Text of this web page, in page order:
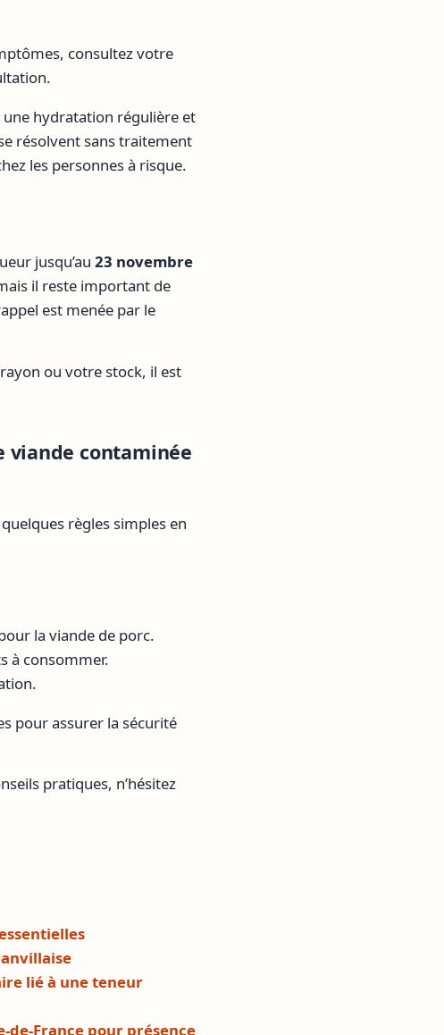
consultez votre
une hydratation régulière et
résolvent sans traitement
les personnes à risque.
jusqu’au 23 novembre
il reste important de
est menée par le
ou votre stock, il est
viande contaminée
règles simples en
la viande de porc.
à consommer.
pour assurer la sécurité
pratiques, n’hésitez
lié à une teneur
de-France pour présence